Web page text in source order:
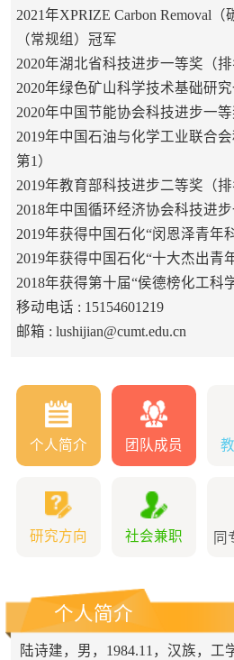
2021年XPRIZE Carbon Removal
（常规组）冠军
2020年湖北省科技进步一等奖（排
2020年绿色矿山科学技术基础研
2020年中国节能协会科技进步一等
2019年中国石油与化学工业联合
第1）
2019年教育部科技进步二等奖（排
2018年中国循环经济协会科技进步
2019年获得中国石化“闵恩泽青年
2019年获得中国石化“十大杰出青
2018年获得第十届“侯德榜化工科
移动电话 : 15154601219
邮箱 : lushijian@cumt.edu.cn
个人简介 团队成员
研究方向 社会兼职 同
个人简介
陆诗建，男，1984.11，汉族，工